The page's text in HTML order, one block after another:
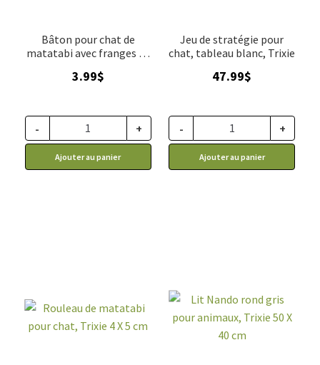
Bâton pour chat de
matatabi avec franges 24
3.99$
- +
Ajouter au panier
Jeu de stratégie pour
chat, tableau blanc, Trixie
47.99$
- +
Ajouter au panier